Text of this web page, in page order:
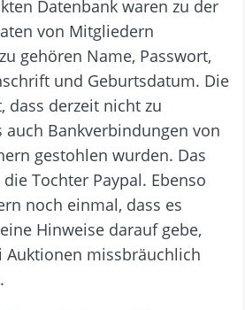
Datenbank waren zu der
von Mitgliedern
gehören Name, Passwort,
und Geburtsdatum. Die
dass derzeit nicht zu
auch Bankverbindungen von
gestohlen wurden. Das
Tochter Paypal. Ebenso
noch einmal, dass es
Hinweise darauf gebe,
Auktionen missbräuchlich